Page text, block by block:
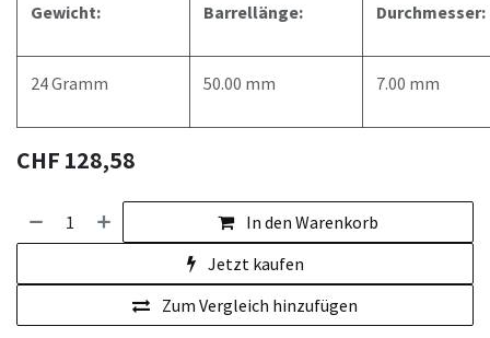
Gewicht: Barrellänge: Durchmesser:
24 Gramm 50.00 mm 7.00 mm
CHF 128,58
In den Warenkorb
Jetzt kaufen
Zum Vergleich hinzufügen